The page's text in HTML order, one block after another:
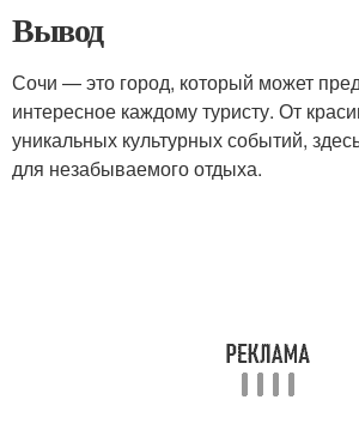
Вывод
Сочи — это город, который может
интересное каждому туристу. От
уникальных культурных событий,
для незабываемого отдыха.